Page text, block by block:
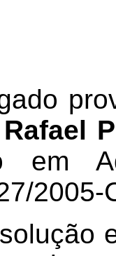
Rafael
em
2005-